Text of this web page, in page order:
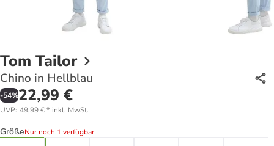
Tom Tailor
Chino in Hellblau
-54%22,99 €
UVP: 49,99 €* inkl. MwSt.
GrößeNur noch 1 verfügbar